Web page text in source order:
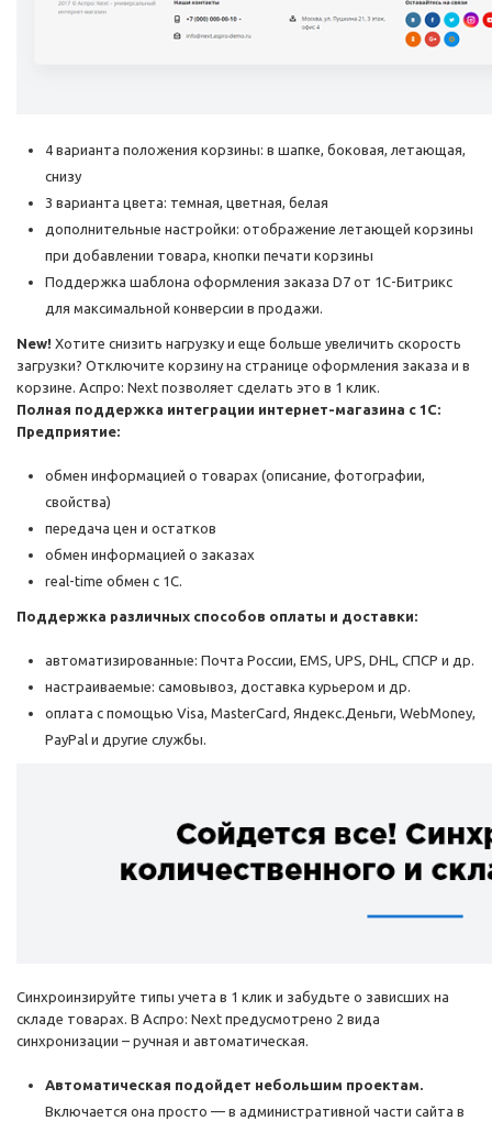
4 варианта положения корзины: в шапке, боковая, летающая,
снизу
3 варианта цвета: темная, цветная, белая
дополнительные настройки: отображение летающей корзины
при добавлении товара, кнопки печати корзины
Поддержка шаблона оформления заказа D7 от 1С-Битрикс
для максимальной конверсии в продажи.
New! Хотите снизить нагрузку и еще больше увеличить скорость
загрузки? Отключите корзину на странице оформления заказа и в
корзине. Аспро: Next позволяет сделать это в 1 клик.
Полная поддержка интеграции интернет-магазина с 1С:
Предприятие:
обмен информацией о товарах (описание, фотографии,
свойства)
передача цен и остатков
обмен информацией о заказах
real-time обмен с 1С.
Поддержка различных способов оплаты и доставки:
автоматизированные: Почта России, EMS, UPS, DHL, СПСР и др.
настраиваемые: самовывоз, доставка курьером и др.
оплата с помощью Visa, MasterCard, Яндекс.Деньги, WebMoney,
PayPal и другие службы.
Синхроинзируйте типы учета в 1 клик и забудьте о зависших на
складе товарах. В Аспро: Next предусмотрено 2 вида
синхронизации – ручная и автоматическая.
Автоматическая подойдет небольшим проектам.
Включается она просто — в административной части сайта в